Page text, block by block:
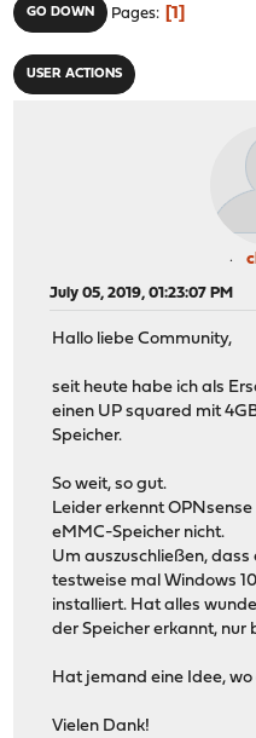
GO DOWN Pages 1
USER ACTIONS
July 05, 2019, 01:23:07 PM
Hallo liebe Community,
seit heute habe ich als
einen UP squared mit
Speicher.
So weit, so gut.
Leider erkennt
eMMC-Speicher nicht.
Um auszuschließen,
testweise mal Windows
installiert. Hat alles
der Speicher erkannt, nur
Hat jemand eine Idee,
Vielen Dank!